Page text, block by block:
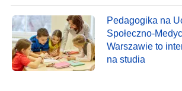
Pedagogika na
Społeczno-
Warszawie to
na studia